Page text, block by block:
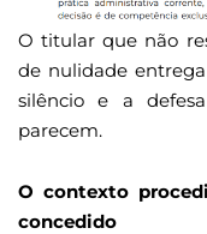
O titular que não
de nulidade
silêncio e a
parecem.
O contexto
concedido